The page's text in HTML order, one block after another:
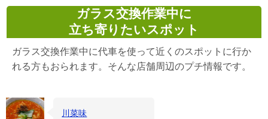
ガラス交換作業中に
立ち寄りたいスポット
ガラス交換作業中に代車を使って近くのスポットに行か
れる方もおられます。そんな店舗周辺のプチ情報です。
川菜味